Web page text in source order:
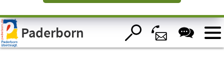
Visuelle
Assistenzsoftware
öffnen.Paderborn